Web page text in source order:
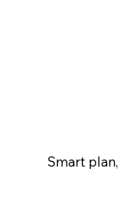
Smart plan,